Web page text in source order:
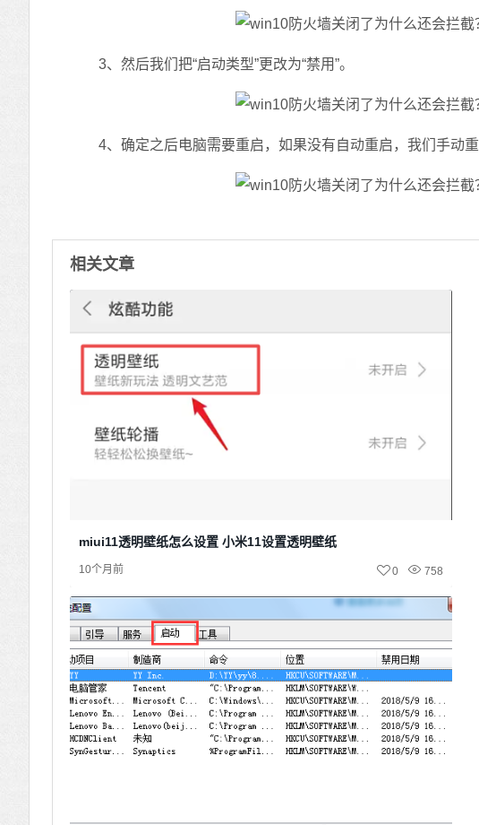
3、然后我们把“启动类型”更改为“禁用”。
4、确定之后电脑需要重启，如果没有自动重启，我们手动重
相关文章
miui11透明壁纸怎么设置 小米11设置透明壁纸
10个月前 758
0